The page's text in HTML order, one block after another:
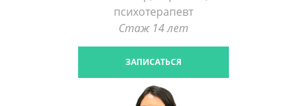
психотерапевт
Стаж 14 лет
ЗАПИСАТЬСЯ